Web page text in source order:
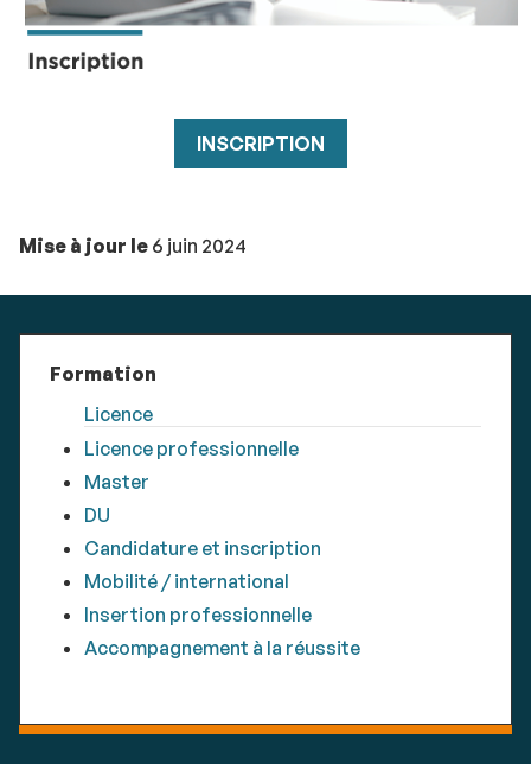
INSCRIPTION
Mise à jour le 6 juin 2024
Formation
Licence
Licence professionnelle
Master
DU
Candidature et inscription
Mobilité / international
Insertion professionnelle
Accompagnement à la réussite